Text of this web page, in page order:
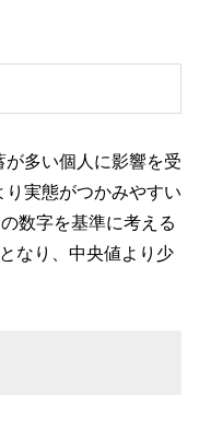
多い個人に影響を受
実態がつかみやすい
数字を基準に考える
なり、中央値より少